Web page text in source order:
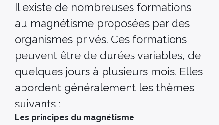
Il existe de nombreuses formations
au magnétisme proposées par des
organismes privés. Ces formations
peuvent être de durées variables, de
quelques jours à plusieurs mois. Elles
abordent généralement les thèmes
suivants :
Les principes du magnétisme